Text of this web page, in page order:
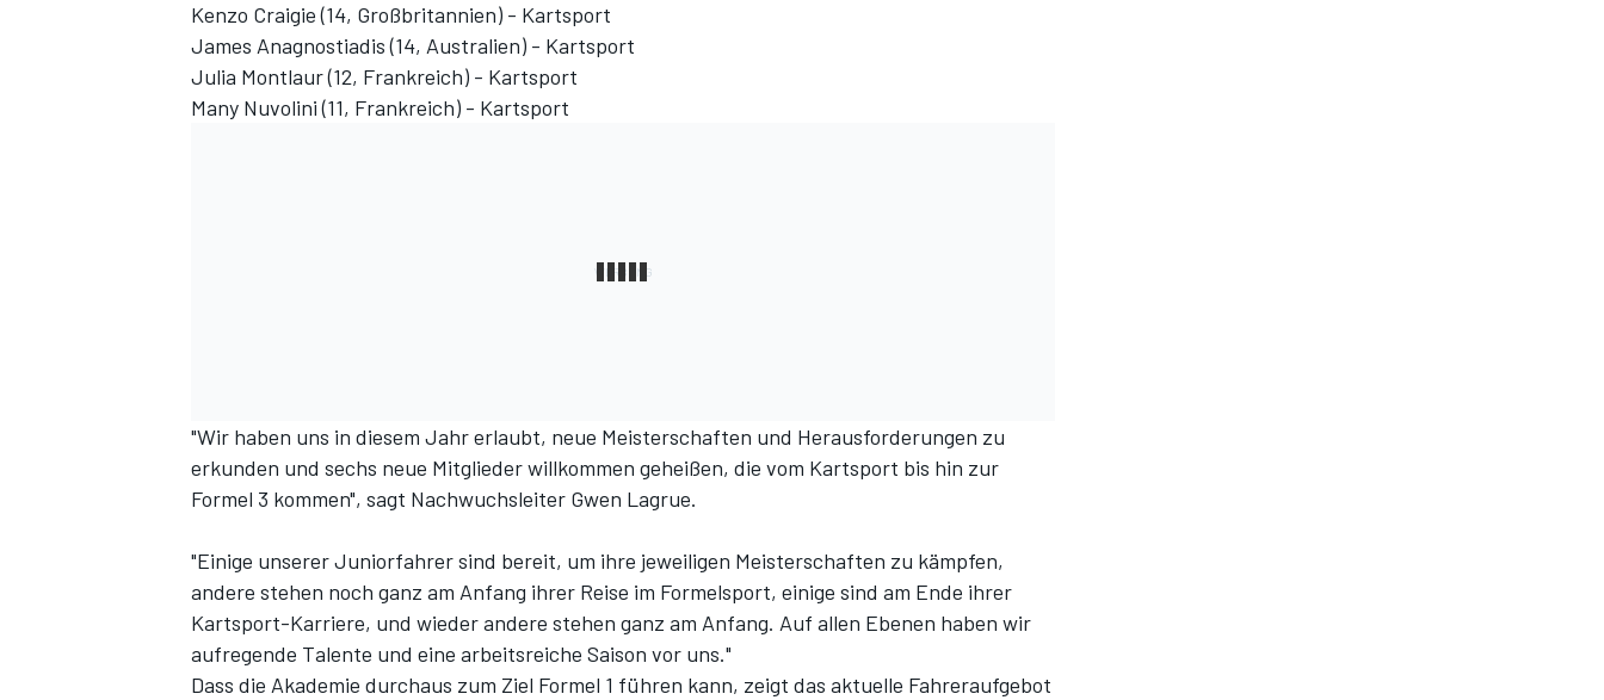
Kenzo Craigie (14, Großbritannien) - Kartsport
James Anagnostiadis (14, Australien) - Kartsport
Julia Montlaur (12, Frankreich) - Kartsport
Many Nuvolini (11, Frankreich) - Kartsport
"Wir haben uns in diesem Jahr erlaubt, neue Meisterschaften und Herausforderungen zu
erkunden und sechs neue Mitglieder willkommen geheißen, die vom Kartsport bis hin zur
Formel 3 kommen", sagt Nachwuchsleiter Gwen Lagrue.
"Einige unserer Juniorfahrer sind bereit, um ihre jeweiligen Meisterschaften zu kämpfen,
andere stehen noch ganz am Anfang ihrer Reise im Formelsport, einige sind am Ende ihrer
Kartsport-Karriere, und wieder andere stehen ganz am Anfang. Auf allen Ebenen haben wir
aufregende Talente und eine arbeitsreiche Saison vor uns."
Dass die Akademie durchaus zum Ziel Formel 1 führen kann, zeigt das aktuelle Fahreraufgebot